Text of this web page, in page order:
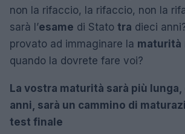
non la rifaccio, la rifaccio, non la
sarà l’esame di Stato tra dieci
provato ad immaginare la maturità
quando la dovrete fare voi?
La vostra maturità sarà più
anni, sarà un cammino di
test finale